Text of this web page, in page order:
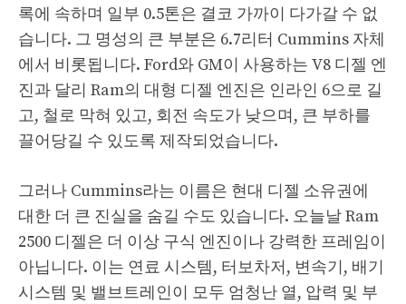
록에 속하며 일부 0.5톤은 결코 가까이 다가갈 수 없
습니다. 그 명성의 큰 부분은 6.7리터 Cummins 자체
에서 비롯됩니다. Ford와 GM이 사용하는 V8 디젤 엔
진과 달리 Ram의 대형 디젤 엔진은 인라인 6으로 길
고, 철로 막혀 있고, 회전 속도가 낮으며, 큰 부하를
끌어당길 수 있도록 제작되었습니다.
그러나 Cummins라는 이름은 현대 디젤 소유권에
대한 더 큰 진실을 숨길 수도 있습니다. 오늘날 Ram
2500 디젤은 더 이상 구식 엔진이나 강력한 프레임이
아닙니다. 이는 연료 시스템, 터보차저, 변속기, 배기
시스템 및 밸브트레인이 모두 엄청난 열, 압력 및 부